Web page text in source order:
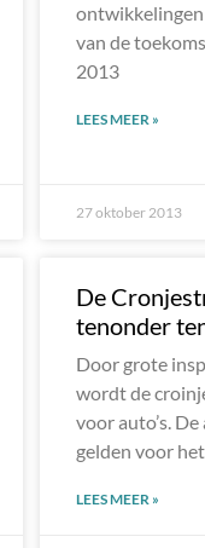
van de
2013
LEES MEER »
27 oktober 2013
De
tenonder
Door grote
wordt de
voor auto’s.
gelden voor
LEES MEER »